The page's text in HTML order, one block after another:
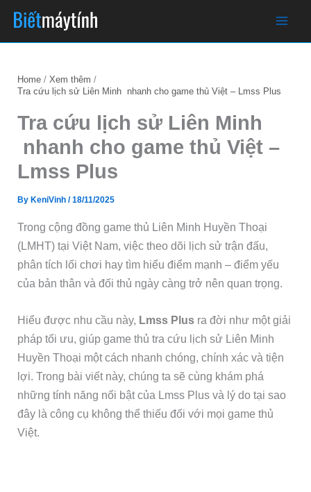
content
Home
Xem thêm
Tra cứu lịch sử Liên Minh nhanh cho game thủ Việt – Lmss Plus
Tra cứu lịch sử Liên Minh
nhanh cho game thủ Việt –
Lmss Plus
By KeniVinh/18/11/2025
Trong cộng đồng game thủ Liên Minh Huyền Thoại
(LMHT) tại Việt Nam, việc theo dõi lịch sử trận đấu,
phân tích lối chơi hay tìm hiểu điểm mạnh – điểm yếu
của bản thân và đối thủ ngày càng trở nên quan trọng.
Hiểu được nhu cầu này, Lmss Plus ra đời như một giải
pháp tối ưu, giúp game thủ tra cứu lịch sử Liên Minh
Huyền Thoại một cách nhanh chóng, chính xác và tiện
lợi. Trong bài viết này, chúng ta sẽ cùng khám phá
những tính năng nổi bật của Lmss Plus và lý do tại sao
đây là công cụ không thể thiếu đối với mọi game thủ
Việt.